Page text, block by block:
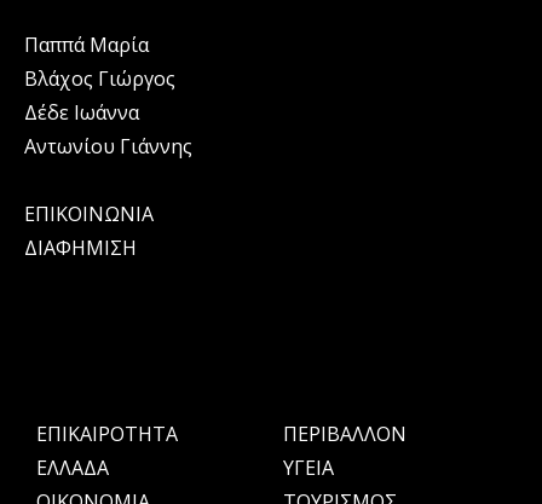
Παππά Μαρία
Βλάχος Γιώργος
Δέδε Ιωάννα
Αντωνίου Γιάννης
ΕΠΙΚΟΙΝΩΝΙΑ
ΔΙΑΦΗΜΙΣΗ
ΕΠΙΚΑΙΡΟΤΗΤΑ
ΕΛΛΑΔΑ
ΠΕΡΙΒΑΛΛΟΝ
ΥΓΕΙΑ